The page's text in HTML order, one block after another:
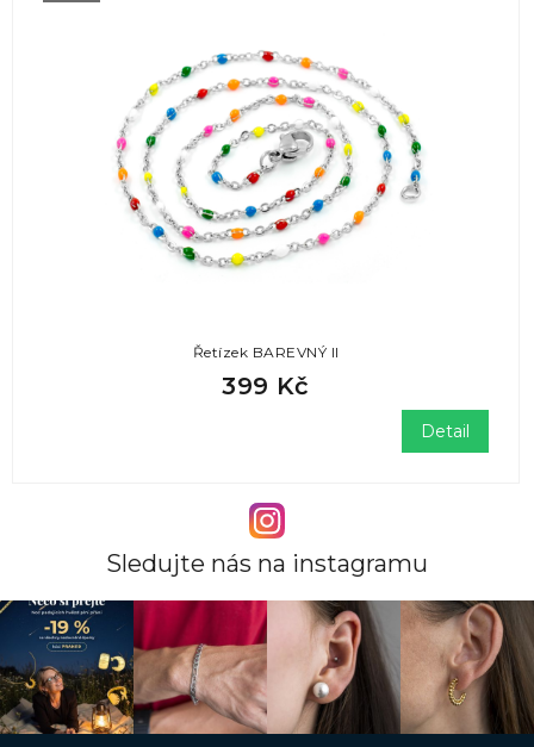
Řetízek BAREVNÝ II
399 Kč
Detail
Sledujte nás na instagramu